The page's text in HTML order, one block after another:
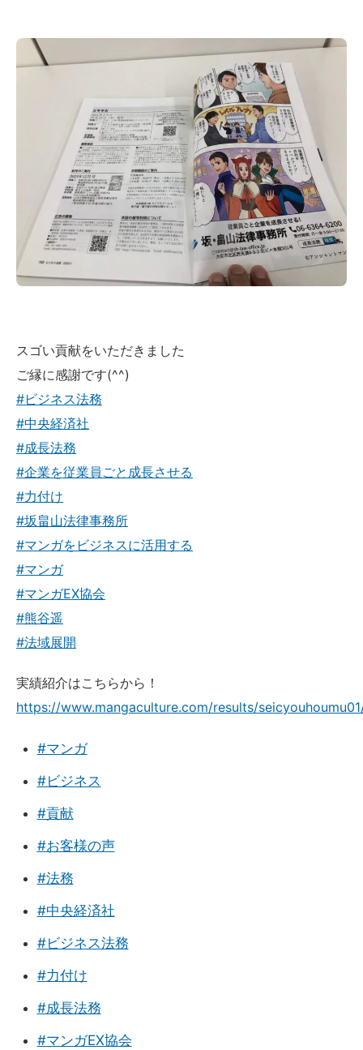
スゴい貢献をいただきました
ご縁に感謝です(^^)
#ビジネス法務
#中央経済社
#成長法務
#企業を従業員ごと成長させる
#力付け
#坂畠山法律事務所
#マンガをビジネスに活用する
#マンガ
#マンガEX協会
#熊谷遥
#法域展開
実績紹介はこちらから！
https://www.mangaculture.com/results/
#マンガ
#ビジネス
#貢献
#お客様の声
#法務
#中央経済社
#ビジネス法務
#力付け
#成長法務
#マンガEX協会